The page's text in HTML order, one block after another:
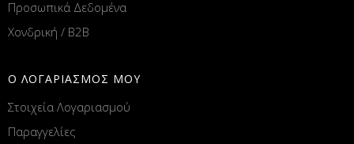
Προσωπικά Δεδομένα
Χονδρική / B2B
Ο ΛΟΓΑΡΙΑΣΜΟΣ ΜΟΥ
Στοιχεία Λογαριασμού
Παραγγελίες